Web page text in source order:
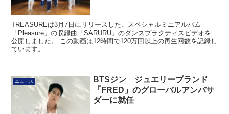
TREASUREは3月7日にリリースした、スペシャルミニアルバム
「Pleasure」の収録曲「SARURU」のダンスプラクティスビデオを
公開しました。 この動画は12時間で120万回以上の再生回数を記録し
ています。
ニュース
BTSジン ジュエリーブランド
「FRED」のグローバルアンバサ
ダーに就任